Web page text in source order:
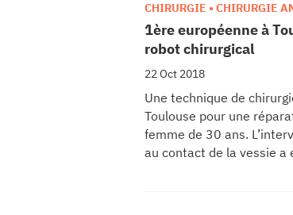
1ère européenne à
robot chirurgical
22 Oct 2018
CHIRURGIE • CHIRURGIE
TECHNOLOGIES
Une technique de
Toulouse pour une
femme de 30 ans.
au contact de la vessie a